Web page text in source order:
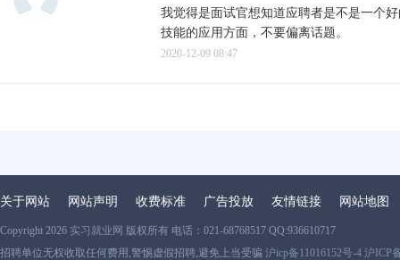
我觉得是面试官想知道应聘者是不是一个
技能的应用方面，不要偏离话题。
2020-12-09 08:47
关于网站 网站声明 收费标准 广告投放 友情链接 网站地图
Copyright 2026 实习就业网 版权所有 电话：021-68768517 QQ:936610717
招聘单位无权收取任何费用,警惕虚假招聘,避免上当受骗 沪icp备11016152号-4 沪ICP